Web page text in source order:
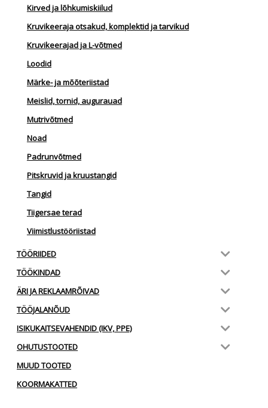
Kirved ja lõhkumiskiilud
Kruvikeeraja otsakud, komplektid ja tarvikud
Kruvikeerajad ja L-võtmed
Loodid
Märke- ja mõõteriistad
Meislid, tornid, augurauad
Mutrivõtmed
Noad
Padrunvõtmed
Pitskruvid ja kruustangid
Tangid
Tiigersae terad
Viimistlustööriistad
TÖÖRIIDED
TÖÖKINDAD
ÄRI JA REKLAAMRÕIVAD
TÖÖJALANÕUD
ISIKUKAITSEVAHENDID (IKV, PPE)
OHUTUSTOOTED
MUUD TOOTED
KOORMAKATTED